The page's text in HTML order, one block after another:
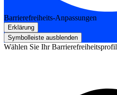
Barrierefreiheits-Anpassungen
Erklärung
Symbolleiste ausblenden
Wählen Sie Ihr Barrierefreiheitsprofil